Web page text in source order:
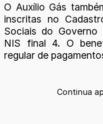
O Auxílio Gás
inscritas no
Sociais do Governo
NIS final 4. O
regular de
Continua